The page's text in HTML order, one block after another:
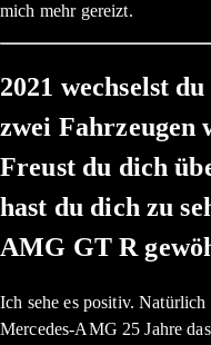
mich mehr gereizt.
2021 wechselst
zwei Fahrzeugen
Freust du dich
hast du dich zu
AMG GT R
Ich sehe es positiv. Natürlich
Mercedes-AMG 25 Jahre